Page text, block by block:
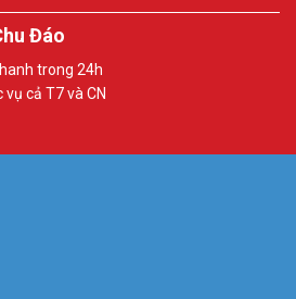
Đáo
trong 24h
vụ cả T7 và CN